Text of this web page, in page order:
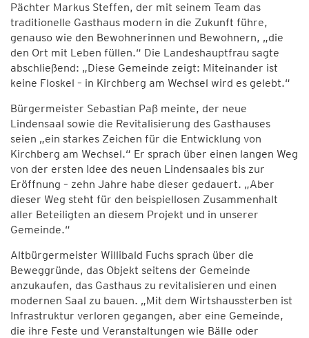
Pächter Markus Steffen, der mit seinem Team das
traditionelle Gasthaus modern in die Zukunft führe,
genauso wie den Bewohnerinnen und Bewohnern, „die
den Ort mit Leben füllen.“ Die Landeshauptfrau sagte
abschließend: „Diese Gemeinde zeigt: Miteinander ist
keine Floskel – in Kirchberg am Wechsel wird es gelebt.“
Bürgermeister Sebastian Paß meinte, der neue
Lindensaal sowie die Revitalisierung des Gasthauses
seien „ein starkes Zeichen für die Entwicklung von
Kirchberg am Wechsel.“ Er sprach über einen langen Weg
von der ersten Idee des neuen Lindensaales bis zur
Eröffnung – zehn Jahre habe dieser gedauert. „Aber
dieser Weg steht für den beispiellosen Zusammenhalt
aller Beteiligten an diesem Projekt und in unserer
Gemeinde.“
Altbürgermeister Willibald Fuchs sprach über die
Beweggründe, das Objekt seitens der Gemeinde
anzukaufen, das Gasthaus zu revitalisieren und einen
modernen Saal zu bauen. „Mit dem Wirtshaussterben ist
Infrastruktur verloren gegangen, aber eine Gemeinde,
die ihre Feste und Veranstaltungen wie Bälle oder